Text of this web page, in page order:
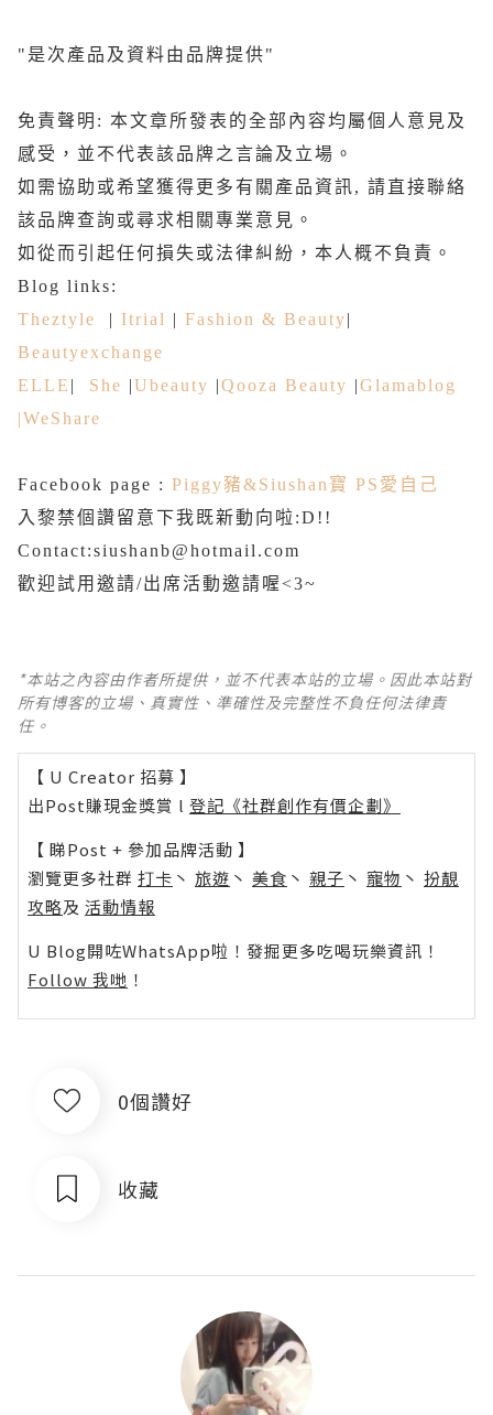
"是次產品及資料由品牌提供"
免責聲明: 本文章所發表的全部內容均屬個人意見及
感受，並不代表該品牌之言論及立場。
如需協助或希望獲得更多有關產品資訊, 請直接聯絡
該品牌查詢或尋求相關專業意見。
如從而引起任何損失或法律糾紛，本人概不負責。
Blog links:
Theztyle
| Itrial | Fashion & Beauty|
Beautyexchange
ELLE | She |Ubeauty |Qooza Beauty |Glamablog
|WeShare
Facebook page : Piggy豬&Siushan寶 PS愛自己
入黎禁個讚留意下我既新動向啦:D!!
Contact:siushanb@hotmail.com
歡迎試用邀請/出席活動邀請喔<3~
*本站之內容由作者所提供，並不代表本站的立場。因此本站對
所有博客的立場、真實性、準確性及完整性不負任何法律責
任。
【 U Creator 招募 】
出Post賺現金獎賞 l 登記《社群創作有價企劃》
【 睇Post + 參加品牌活動 】
瀏覽更多社群 打卡 丶 旅遊 丶 美食 丶 親子 丶 寵物 丶 扮靚
攻略及 活動情報
U Blog開咗WhatsApp啦！發掘更多吃喝玩樂資訊！
Follow 我哋 ！
0個讚好
收藏